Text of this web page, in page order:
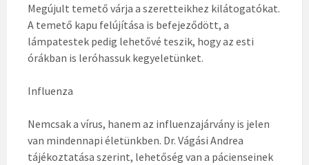
Megújult temető várja a szeretteikhez kilátogatókat.
A temető kapu felújítása is befejeződött, a
lámpatestek pedig lehetővé teszik, hogy az esti
órákban is leróhassuk kegyeletünket.
Influenza
Nemcsak a vírus, hanem az influenzajárvány is jelen
van mindennapi életünkben. Dr. Vágási Andrea
tájékoztatása szerint, lehetőség van a pácienseinek